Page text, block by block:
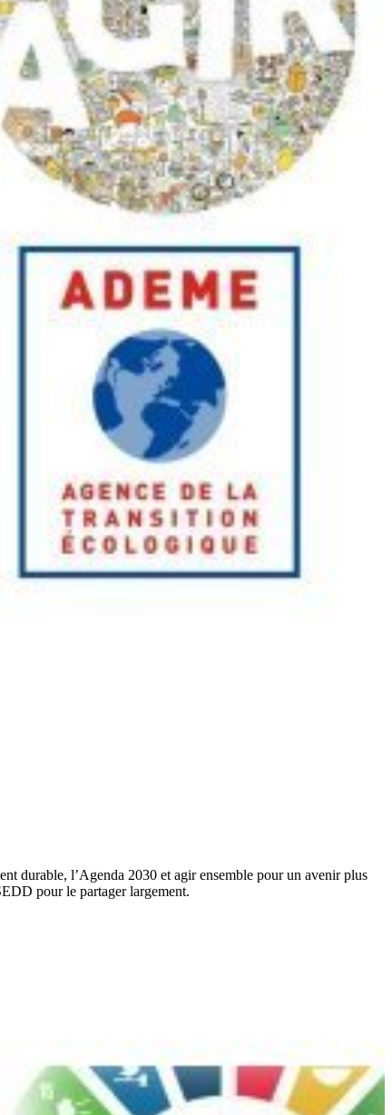
durable, l’Agenda 2030 et agir ensemble pour un avenir plus
pour le partager largement.